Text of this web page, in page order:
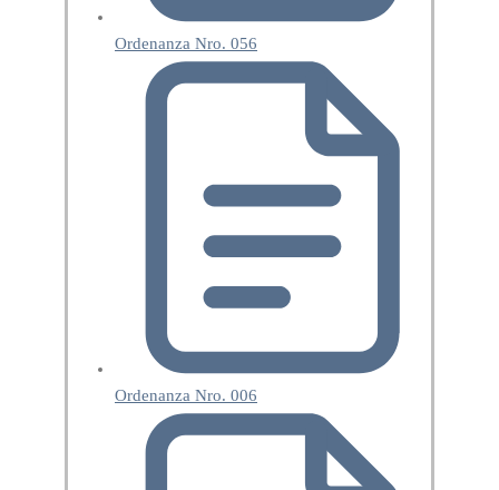
Ordenanza Nro. 056
Ordenanza Nro. 006